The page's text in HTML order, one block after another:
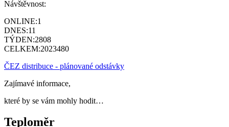
Návštěvnost:
ONLINE:1
DNES:11
TÝDEN:2808
CELKEM:2023480
ČEZ distribuce - plánované odstávky
Zajímavé informace,
které by se vám mohly hodit…
Teploměr